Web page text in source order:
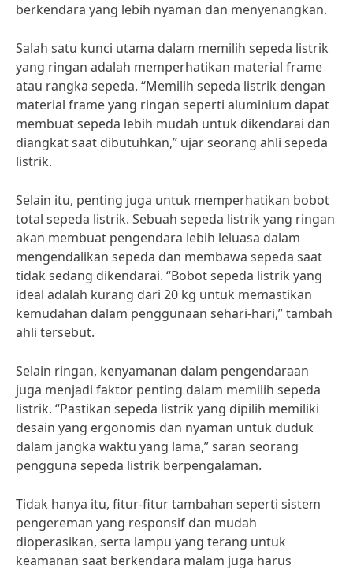
berkendara yang lebih nyaman dan menyenangkan.
Salah satu kunci utama dalam memilih sepeda listrik
yang ringan adalah memperhatikan material frame
atau rangka sepeda. “Memilih sepeda listrik dengan
material frame yang ringan seperti aluminium dapat
membuat sepeda lebih mudah untuk dikendarai dan
diangkat saat dibutuhkan,” ujar seorang ahli sepeda
listrik.
Selain itu, penting juga untuk memperhatikan bobot
total sepeda listrik. Sebuah sepeda listrik yang ringan
akan membuat pengendara lebih leluasa dalam
mengendalikan sepeda dan membawa sepeda saat
tidak sedang dikendarai. “Bobot sepeda listrik yang
ideal adalah kurang dari 20 kg untuk memastikan
kemudahan dalam penggunaan sehari-hari,” tambah
ahli tersebut.
Selain ringan, kenyamanan dalam pengendaraan
juga menjadi faktor penting dalam memilih sepeda
listrik. “Pastikan sepeda listrik yang dipilih memiliki
desain yang ergonomis dan nyaman untuk duduk
dalam jangka waktu yang lama,” saran seorang
pengguna sepeda listrik berpengalaman.
Tidak hanya itu, fitur-fitur tambahan seperti sistem
pengereman yang responsif dan mudah
dioperasikan, serta lampu yang terang untuk
keamanan saat berkendara malam juga harus